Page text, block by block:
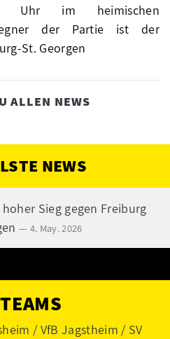
Uhr im heimischen
der Partie ist der
St. Georgen
ALLEN NEWS
NEWS
Sieg gegen Freiburg
— 4. May. 2026
/ VfB Jagstheim / SV